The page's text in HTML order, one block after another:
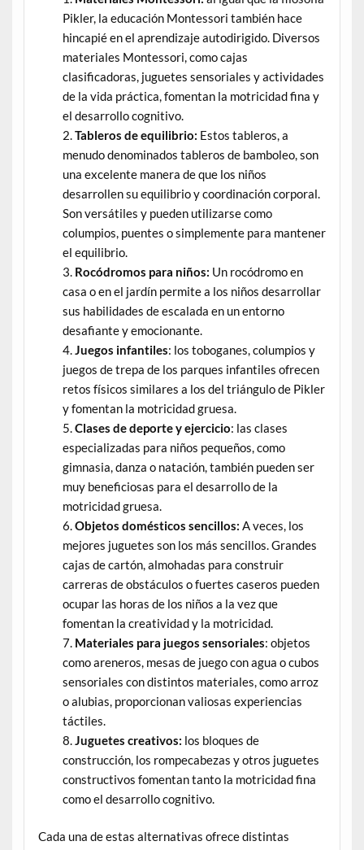
Pikler, la educación Montessori también hace
hincapié en el aprendizaje autodirigido. Diversos
materiales Montessori, como cajas
clasificadoras, juguetes sensoriales y actividades
de la vida práctica, fomentan la motricidad fina y
el desarrollo cognitivo.
Tableros de equilibrio: Estos tableros, a
menudo denominados tableros de bamboleo, son
una excelente manera de que los niños
desarrollen su equilibrio y coordinación corporal.
Son versátiles y pueden utilizarse como
columpios, puentes o simplemente para mantener
el equilibrio.
Rocódromos para niños: Un rocódromo en
casa o en el jardín permite a los niños desarrollar
sus habilidades de escalada en un entorno
desafiante y emocionante.
Juegos infantiles: los toboganes, columpios y
juegos de trepa de los parques infantiles ofrecen
retos físicos similares a los del triángulo de Pikler
y fomentan la motricidad gruesa.
Clases de deporte y ejercicio: las clases
especializadas para niños pequeños, como
gimnasia, danza o natación, también pueden ser
muy beneficiosas para el desarrollo de la
motricidad gruesa.
Objetos domésticos sencillos: A veces, los
mejores juguetes son los más sencillos. Grandes
cajas de cartón, almohadas para construir
carreras de obstáculos o fuertes caseros pueden
ocupar las horas de los niños a la vez que
fomentan la creatividad y la motricidad.
Materiales para juegos sensoriales: objetos
como areneros, mesas de juego con agua o cubos
sensoriales con distintos materiales, como arroz
o alubias, proporcionan valiosas experiencias
táctiles.
Juguetes creativos: los bloques de
construcción, los rompecabezas y otros juguetes
constructivos fomentan tanto la motricidad fina
como el desarrollo cognitivo.
Cada una de estas alternativas ofrece distintas